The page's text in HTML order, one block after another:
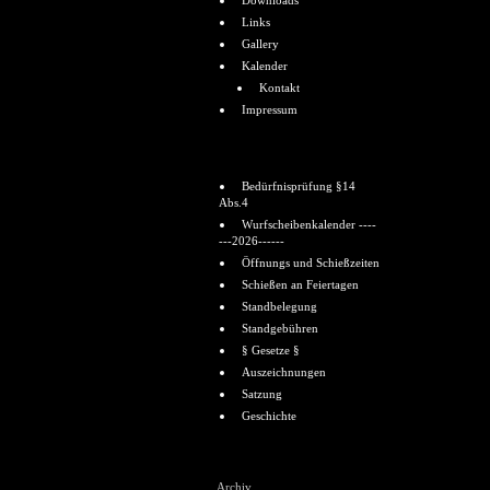
Links
Gallery
Kalender
Kontakt
Impressum
Bedürfnisprüfung §14
Abs.4
Wurfscheibenkalender ----
---2026------
Öffnungs und Schießzeiten
Schießen an Feiertagen
Standbelegung
Standgebühren
§ Gesetze §
Auszeichnungen
Satzung
Geschichte
Archiv